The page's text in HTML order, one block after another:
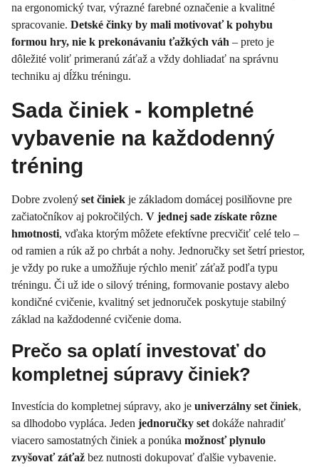
na ergonomický tvar, výrazné farebné označenie a kvalitné
spracovanie. Detské činky by mali motivovať k pohybu
formou hry, nie k prekonávaniu ťažkých váh – preto je
dôležité voliť primeranú záťaž a vždy dohliadať na správnu
techniku aj dĺžku tréningu.
Sada činiek - kompletné
vybavenie na každodenný
tréning
Dobre zvolený set činiek je základom domácej posilňovne pre
začiatočníkov aj pokročilých. V jednej sade získate rôzne
hmotnosti, vďaka ktorým môžete efektívne precvičiť celé telo –
od ramien a rúk až po chrbát a nohy. Jednoručky set šetrí priestor,
je vždy po ruke a umožňuje rýchlo meniť záťaž podľa typu
tréningu. Či už ide o silový tréning, formovanie postavy alebo
kondičné cvičenie, kvalitný set jednoruček poskytuje stabilný
základ na každodenné cvičenie doma.
Prečo sa oplatí investovať do
kompletnej súpravy činiek?
Investícia do kompletnej súpravy, ako je univerzálny set činiek,
sa dlhodobo vypláca. Jeden jednoručky set dokáže nahradiť
viacero samostatných činiek a ponúka možnosť plynulo
zvyšovať záťaž bez nutnosti dokupovať ďalšie vybavenie.